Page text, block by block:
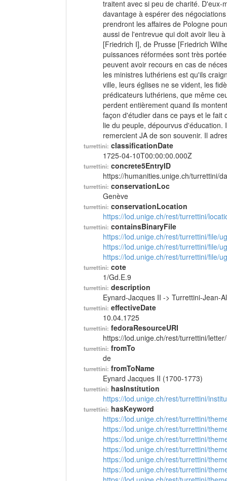
traitent avec si peu de charité. D'eux-
davantage à espérer des
prendront les affaires de Pologne
aussi de l'entrevue qui doit avoir lieu
[Friedrich I], de Prusse [Friedrich
puissances réformées sont très
peuvent avoir recours en cas de
les ministres luthériens est qu'ils
ville, leurs églises ne se vident, les
prédicateurs luthériens, que même
perdent entièrement quand ils
façon d'étudier dans ce pays et le
lie du peuple, dépourvus
remercient JA de son souvenir. Il
turrettini: classificationDate
1725-04-10T00:00:00.000Z
turrettini: concrete5EntryID
https://humanities.unige.ch/turrettini/
turrettini: conservationLoc
Genève
turrettini: conservationLocation
https://lod.unige.ch/rest/turrettini/
turrettini: containsBinaryFile
https://lod.unige.ch/rest/turrettini/file/
https://lod.unige.ch/rest/turrettini/file/
https://lod.unige.ch/rest/turrettini/file/
turrettini: cote
1/Gd.E.9
turrettini: description
Eynard-Jacques II -> Turrettini-Jean-
turrettini: effectiveDate
10.04.1725
turrettini: fedoraResourceURI
https://lod.unige.ch/rest/turrettini/
turrettini: fromTo
de
turrettini: fromToName
Eynard Jacques II (1700-1773)
turrettini: hasInstitution
https://lod.unige.ch/rest/turrettini/
turrettini: hasKeyword
https://lod.unige.ch/rest/turrettini/
https://lod.unige.ch/rest/turrettini/
https://lod.unige.ch/rest/turrettini/
https://lod.unige.ch/rest/turrettini/
https://lod.unige.ch/rest/turrettini/
https://lod.unige.ch/rest/turrettini/